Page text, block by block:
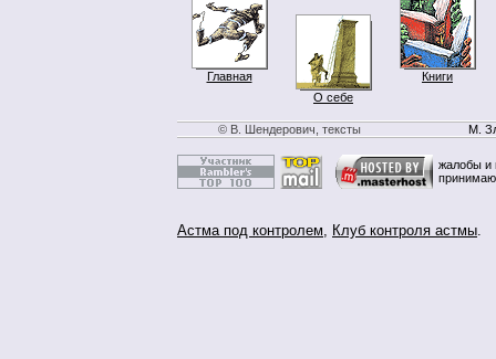
Главная
О себе
Книги
© В. Шендерович, тексты М.
жалобы и
Астма под контролем, Клуб контроля астмы.